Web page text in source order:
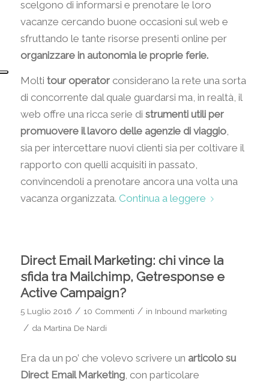
scelgono di informarsi e prenotare le loro
vacanze cercando buone occasioni sul web e
sfruttando le tante risorse presenti online per
organizzare in autonomia le proprie ferie.
Molti tour operatorconsiderano la rete una sorta
di concorrente dal quale guardarsi ma, in realtà, il
web offre una ricca serie di strumenti utili per
promuovere il lavoro delle agenzie di viaggio,
sia per intercettare nuovi clienti sia per coltivare il
rapporto con quelli acquisiti in passato,
convincendoli a prenotare ancora una volta una
vacanza organizzata. Continua a leggere
Direct Email Marketing: chi vince la
sfida tra Mailchimp, Getresponse e
Active Campaign?
5 Luglio 2016 / 10 Commenti / in Inbound marketing
/ da Martina De Nardi
Era da un po’ che volevo scrivere un articolo su
Direct Email Marketing, con particolare